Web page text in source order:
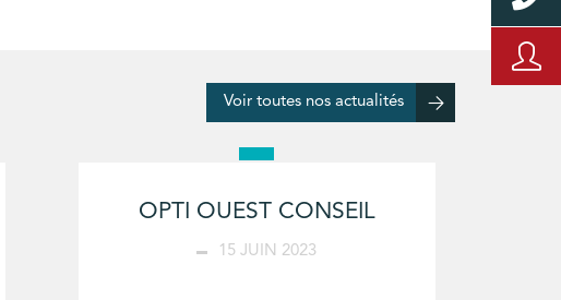
Voir toutes nos actualités
OPTI OUEST CONSEIL
15 JUIN 2023